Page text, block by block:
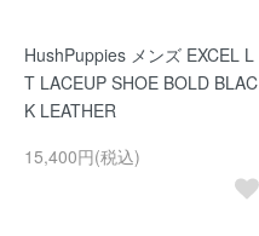
HushPuppies メンズ EXCEL L
T LACEUP SHOE BOLD BLAC
K LEATHER
15,400円(税込)